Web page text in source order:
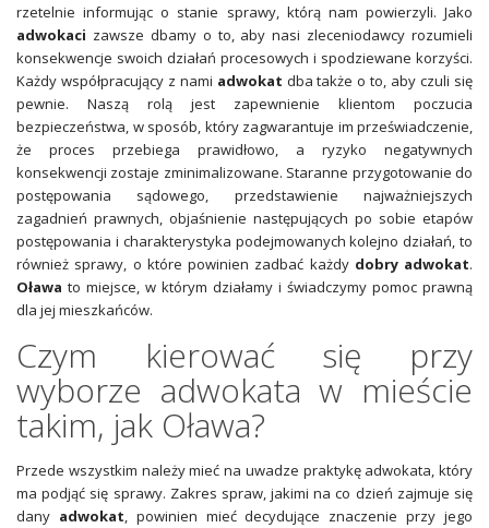
rzetelnie informując o stanie sprawy, którą nam powierzyli. Jako
adwokaci zawsze dbamy o to, aby nasi zleceniodawcy rozumieli
konsekwencje swoich działań procesowych i spodziewane korzyści.
Każdy współpracujący z nami adwokat dba także o to, aby czuli się
pewnie. Naszą rolą jest zapewnienie klientom poczucia
bezpieczeństwa, w sposób, który zagwarantuje im przeświadczenie,
że proces przebiega prawidłowo, a ryzyko negatywnych
konsekwencji zostaje zminimalizowane. Staranne przygotowanie do
postępowania sądowego, przedstawienie najważniejszych
zagadnień prawnych, objaśnienie następujących po sobie etapów
postępowania i charakterystyka podejmowanych kolejno działań, to
również sprawy, o które powinien zadbać każdy dobry adwokat.
Oława to miejsce, w którym działamy i świadczymy pomoc prawną
dla jej mieszkańców.
Czym kierować się przy
wyborze adwokata w mieście
takim, jak Oława?
Przede wszystkim należy mieć na uwadze praktykę adwokata, który
ma podjąć się sprawy. Zakres spraw, jakimi na co dzień zajmuje się
dany adwokat, powinien mieć decydujące znaczenie przy jego